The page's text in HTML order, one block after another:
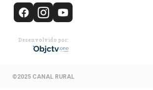
Desenvolvido por:
©2025 CANAL RURAL